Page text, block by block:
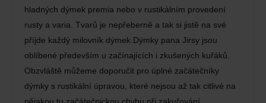
hladných dýmek premia nebo v rustikálním provedení
rusty a varia. Tvarů je nepřeberně a tak si jistě na své
příjde každý milovník dýmek.Dýmky pana Jirsy jsou
oblíbené především u začínajících i zkušených kuřáků.
Obzvláště můžeme doporučit pro úplné začátečníky
dýmky s rustikální úpravou, které nejsou až tak citlivé na